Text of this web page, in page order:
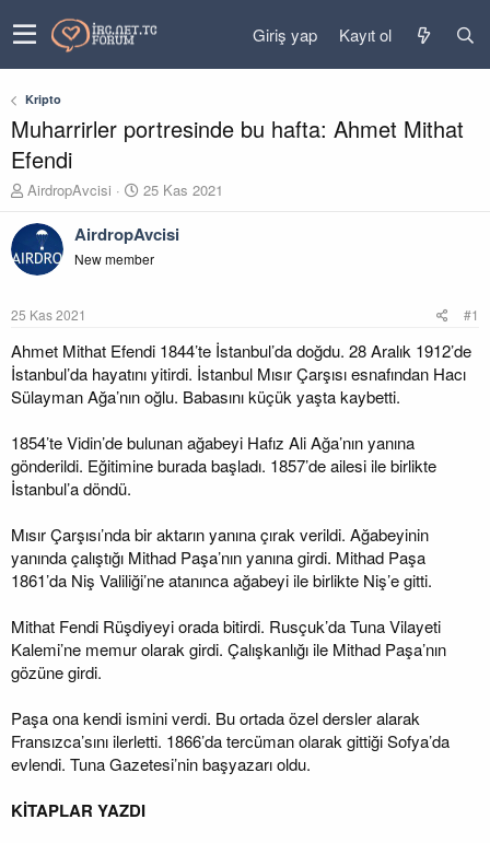
Giriş yap Kayıt ol
Kripto
Muharrirler portresinde bu hafta: Ahmet Mithat
Efendi
K
n
u
y
b
a
ş
l
a
t
n
AirdropAvcisi
B
ş
l
a
ç
a
r
h
i
25 Kas 2021
AirdropAvcisi
New member
25 Kas 2021 #1
Ahmet Mithat Efendi 1844’te İstanbul’da doğdu. 28 Aralık 1912’de
İstanbul’da hayatını yitirdi. İstanbul Mısır Çarşısı esnafından Hacı
Sülayman Ağa’nın oğlu. Babasını küçük yaşta kaybetti.
1854’te Vidin’de bulunan ağabeyi Hafız Ali Ağa’nın yanına
gönderildi. Eğitimine burada başladı. 1857’de ailesi ile birlikte
İstanbul’a döndü.
Mısır Çarşısı’nda bir aktarın yanına çırak verildi. Ağabeyinin
yanında çalıştığı Mithad Paşa’nın yanına girdi. Mithad Paşa
1861’da Niş Valiliği’ne atanınca ağabeyi ile birlikte Niş’e gitti.
Mithat Fendi Rüşdiyeyi orada bitirdi. Rusçuk’da Tuna Vilayeti
Kalemi’ne memur olarak girdi. Çalışkanlığı ile Mithad Paşa’nın
gözüne girdi.
Paşa ona kendi ismini verdi. Bu ortada özel dersler alarak
Fransızca’sını ilerletti. 1866’da tercüman olarak gittiği Sofya’da
evlendi. Tuna Gazetesi’nin başyazarı oldu.
KİTAPLAR YAZDI